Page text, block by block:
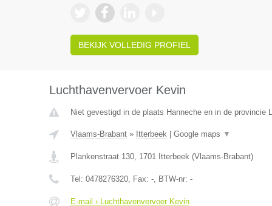
BEKIJK VOLLEDIG PROFIEL
Luchthavenvervoer Kevin
Niet gevestigd in de plaats Hanneche en in de provincie
Vlaams-Brabant» Itterbeek| Google maps ▼
Plankenstraat 130, 1701 Itterbeek(Vlaams-Brabant)
Tel: 0478276320, Fax: -, BTW-nr: -
E-mail › Luchthavenvervoer Kevin